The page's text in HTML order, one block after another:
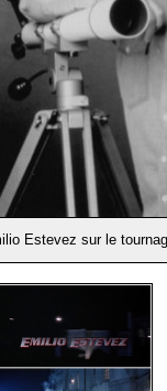
Estevez sur le